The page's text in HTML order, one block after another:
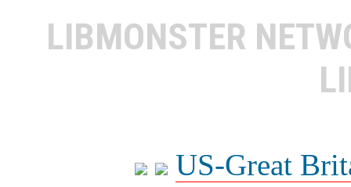
LIBMONSTER
US-Great